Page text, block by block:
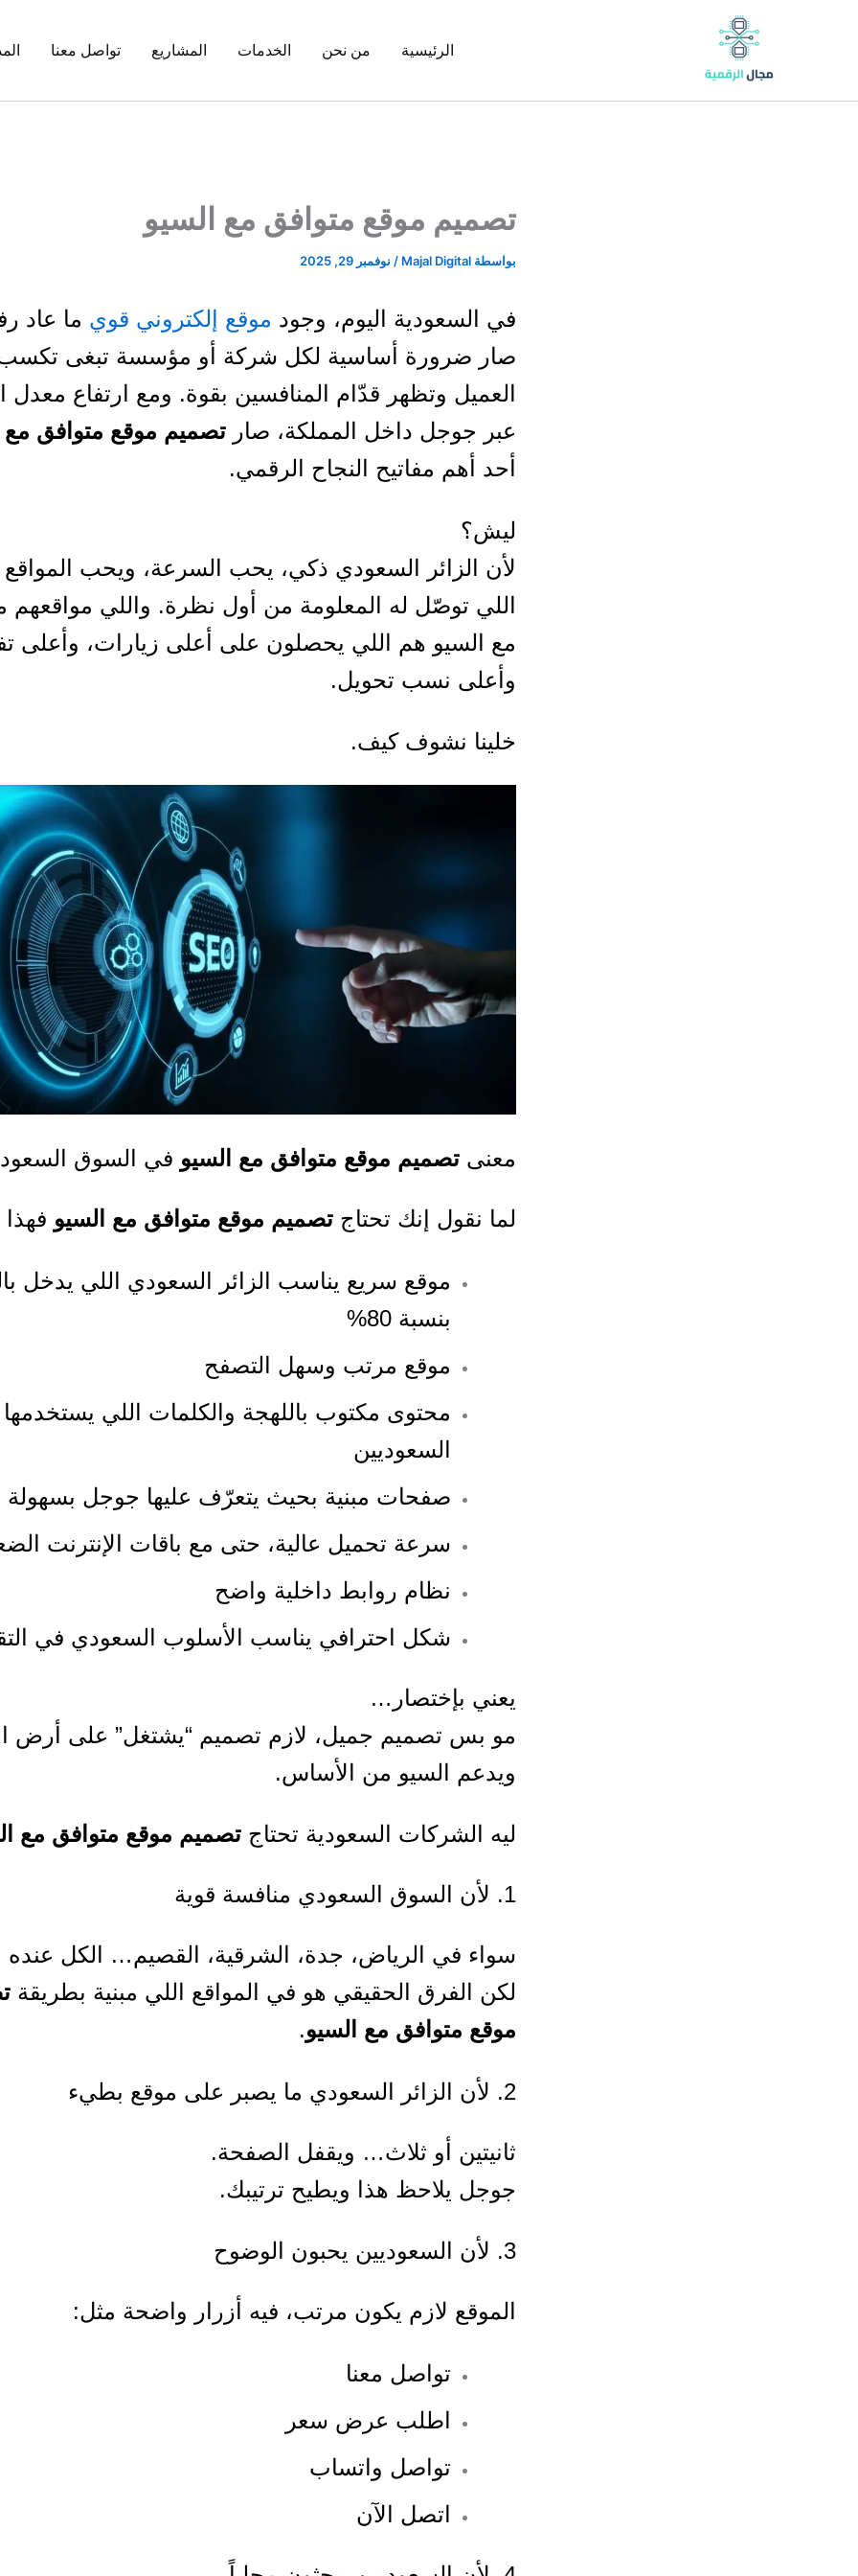
الرئيسية من نحن الخدمات المشاريع تواصل معنا
تصميم موقع متوافق مع السيو
بواسطة Majal Digital
/ نوفمبر 29, 2025
في السعودية اليوم، وجود موقع إلكتروني قوي ما عاد
صار ضرورة أساسية لكل شركة أو مؤسسة تبغى
العميل وتظهر قدّام المنافسين بقوة. ومع ارتفاع معدل
عبر جوجل داخل المملكة، صار تصميم موقع متوافق مع
أحد أهم مفاتيح النجاح الرقمي.
ليش؟
لأن الزائر السعودي ذكي، يحب السرعة، ويحب
اللي توصّل له المعلومة من أول نظرة. واللي مواقعهم
مع السيو هم اللي يحصلون على أعلى زيارات، وأعلى
وأعلى نسب تحويل.
خلينا نشوف كيف.
معنى تصميم موقع متوافق مع السيو في السوق
لما نقول إنك تحتاج تصميم موقع متوافق مع السيو
موقع سريع يناسب الزائر السعودي اللي يدخل
بنسبة 80%
موقع مرتب وسهل التصفح
محتوى مكتوب باللهجة والكلمات اللي يستخدمها
السعوديين
صفحات مبنية بحيث يتعرّف عليها جوجل بسهولة
سرعة تحميل عالية، حتى مع باقات الإنترنت
نظام روابط داخلية واضح
شكل احترافي يناسب الأسلوب السعودي في
يعني بإختصار…
مو بس تصميم جميل، لازم تصميم “يشتغل” على أرض
ويدعم السيو من الأساس.
ليه الشركات السعودية تحتاج تصميم موقع متوافق مع
1. لأن السوق السعودي منافسة قوية
سواء في الرياض، جدة، الشرقية، القصيم… الكل عنده
لكن الفرق الحقيقي هو في المواقع اللي مبنية بطريقة
موقع متوافق مع السيو.
2. لأن الزائر السعودي ما يصبر على موقع بطيء
ثانيتين أو ثلاث… ويقفل الصفحة.
جوجل يلاحظ هذا ويطيح ترتيبك.
3. لأن السعوديين يحبون الوضوح
الموقع لازم يكون مرتب، فيه أزرار واضحة مثل:
تواصل معنا
اطلب عرض سعر
تواصل واتساب
اتصل الآن